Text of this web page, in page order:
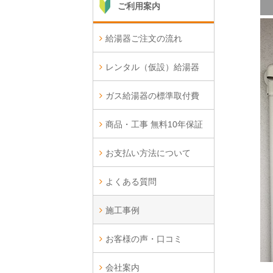
ご利用案内
給湯器ご注文の流れ
レンタル（仮設）給湯器
ガス給湯器の標準取付費
商品・工事 無料10年保証
お支払い方法について
よくある質問
施工事例
お客様の声・口コミ
会社案内